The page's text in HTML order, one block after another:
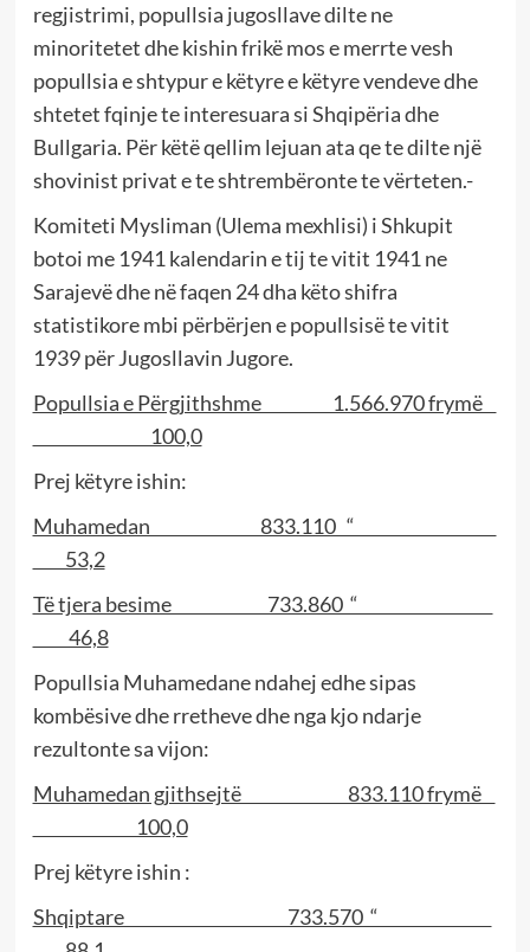
regjistrimi, popullsia jugosllave dilte ne
minoritetet dhe kishin frikë mos e merrte vesh
popullsia e shtypur e këtyre e këtyre vendeve dhe
shtetet fqinje te interesuara si Shqipëria dhe
Bullgaria. Për këtë qellim lejuan ata qe te dilte një
shovinist privat e te shtrembëronte te vërteten.-
Komiteti Mysliman (Ulema mexhlisi) i Shkupit
botoi me 1941 kalendarin e tij te vitit 1941 ne
Sarajevë dhe në faqen 24 dha këto shifra
statistikore mbi përbërjen e popullsisë te vitit
1939 për Jugosllavin Jugore.
Popullsia e Përgjithshme 1.566.970 frymë
100,0
Prej këtyre ishin:
Muhamedan 833.110 “
53,2
Të tjera besime 733.860 “
46,8
Popullsia Muhamedane ndahej edhe sipas
kombësive dhe rretheve dhe nga kjo ndarje
rezultonte sa vijon:
Muhamedan gjithsejtë 833.110 frymë
100,0
Prej këtyre ishin :
Shqiptare 733.570 “